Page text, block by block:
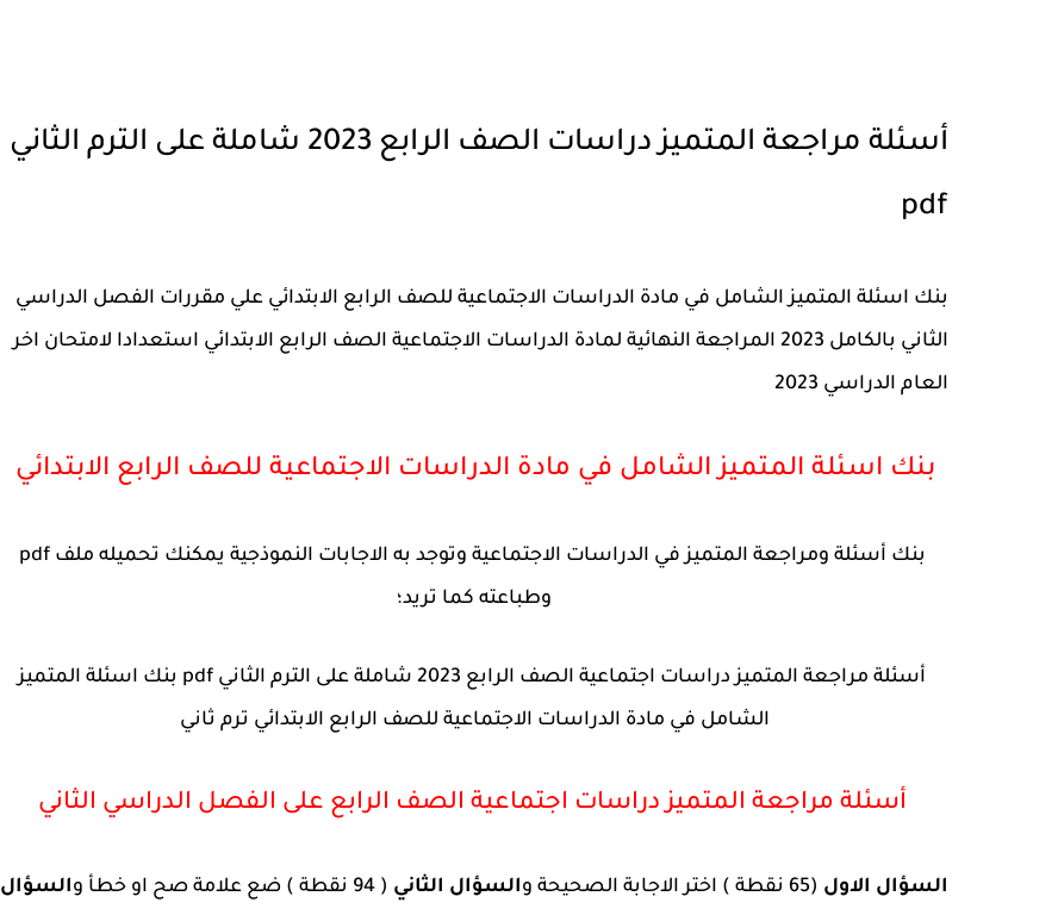
أسئلة مراجعة المتميز دراسات الصف الرابع 2023 شاملة على الترم الثاني
pdf
بنك اسئلة المتميز الشامل في مادة الدراسات الاجتماعية للصف الرابع الابتدائي علي مقررات الفصل الدراسي
الثاني بالكامل 2023 المراجعة النهائية لمادة
الدراسات الاجتماعية الصف الرابع الابتدائي استعدادا لامتحان اخر
العام الدراسي 2023
بنك اسئلة المتميز الشامل في مادة الدراسات الاجتماعية للصف الرابع الابتدائي
بنك أسئلة ومراجعة المتميز في الدراسات الاجتماعية وتوجد به الاجابات النموذجية يمكنك تحميله ملف pdf
وطباعته كما تريد؛
أسئلة مراجعة المتميز دراسات اجتماعية الصف الرابع 2023 شاملة على الترم الثاني pdf بنك اسئلة المتميز
الشامل في مادة الدراسات الاجتماعية للصف الرابع الابتدائي ترم ثاني
أسئلة مراجعة المتميز دراسات اجتماعية الصف الرابع على الفصل الدراسي الثاني
السؤال الاول (65 نقطة ) اختر الاجابة الصحيحة و السؤال الثاني ( 94 نقطة ) ضع علامة صح او خطأ و
السؤال